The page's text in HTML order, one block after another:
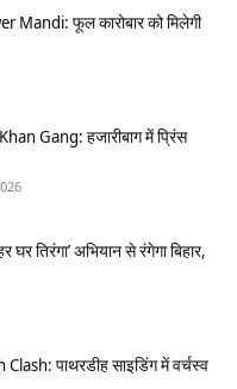
Mandi: फूल कारोबार को मिलेगी
Gang: हजारीबाग में प्रिंस
तिरंगा’ अभियान से रंगेगा बिहार,
पाथरडीह साइडिंग में वर्चस्व